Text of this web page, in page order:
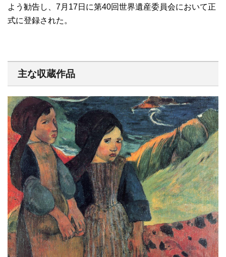
よう勧告し、7月17日に第40回世界遺産委員会において正
式に登録された。
主な収蔵作品